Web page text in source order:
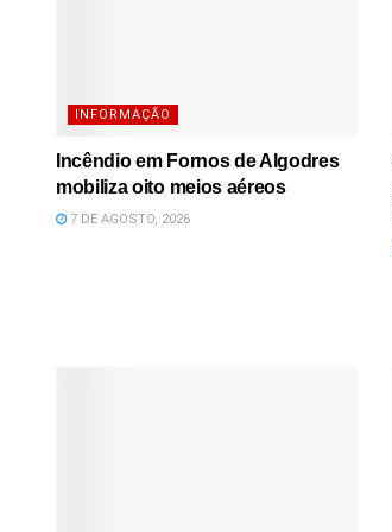
INFORMAÇÃO
Incêndio em Fornos de Algodres
mobiliza oito meios aéreos
7 DE AGOSTO, 2026